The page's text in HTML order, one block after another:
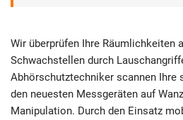
Wir überprüfen Ihre Räumlichkeiten
Schwachstellen durch
Abhörschutztechniker scannen Ihre
den neuesten Messgeräten auf
Manipulation. Durch den Einsatz